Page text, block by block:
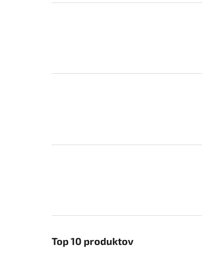
Top 10 produktov
DÁMSKE ŠATY CXS BELLA BIELE SO